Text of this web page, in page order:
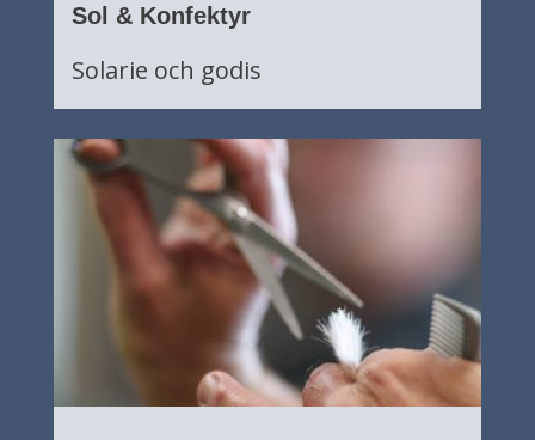
Sol & Konfektyr
Solarie och godis